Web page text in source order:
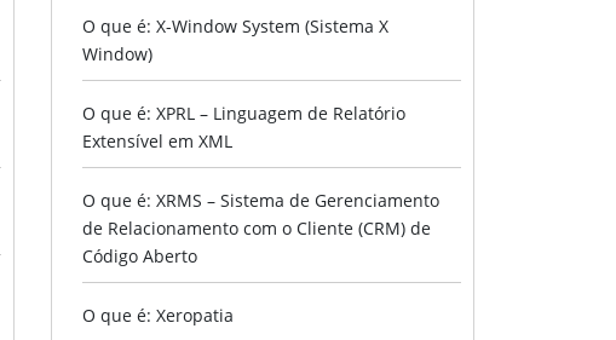
O que é: X-Window System (Sistema X
Window)
O que é: XPRL – Linguagem de Relatório
Extensível em XML
O que é: XRMS – Sistema de Gerenciamento
de Relacionamento com o Cliente (CRM) de
Código Aberto
O que é: Xeropatia